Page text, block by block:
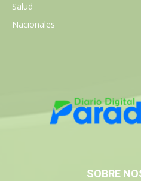
Salud
Nacionales
SOBRE